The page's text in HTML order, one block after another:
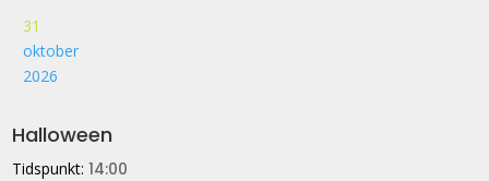
31
oktober
2026
Halloween
Tidspunkt:14:00